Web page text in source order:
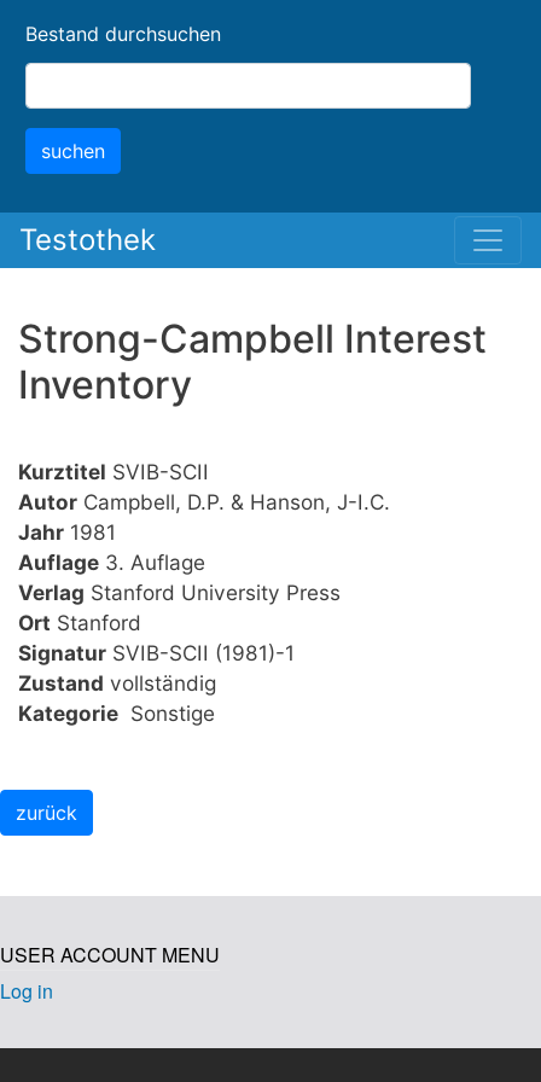
content
Bestand durchsuchen
suchen
Testothek
Strong-Campbell Interest
Inventory
Kurztitel SVIB-SCII
Autor Campbell, D.P. & Hanson, J-I.C.
Jahr 1981
Auflage 3. Auflage
Verlag Stanford University Press
Ort Stanford
Signatur SVIB-SCII (1981)-1
Zustand vollständig
Kategorie Sonstige
USER ACCOUNT MENU
Log in